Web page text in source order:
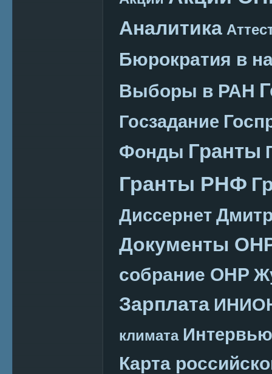
Аналитика
Бюрократия в
Выборы в РАН
Госзадание
Фонды Гранты
Гранты РНФ
Диссернет
Документы
собрание ОНР
Зарплата
климата Интервью
Карта